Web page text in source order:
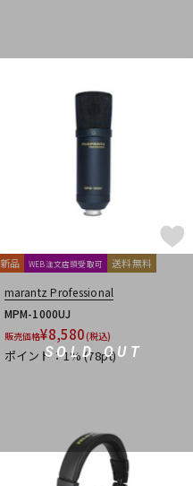
SOLD OUT
新品 WEB注文店頭受取可 送料無料
marantz Professional
MPM-1000UJ
販売価格¥8,580(税込)
ポイント：1%(78pt)